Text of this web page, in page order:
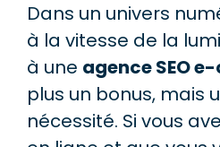
Dans un univers
à la vitesse de la
à une agence SEO
plus un bonus, mais
nécessité. Si vous